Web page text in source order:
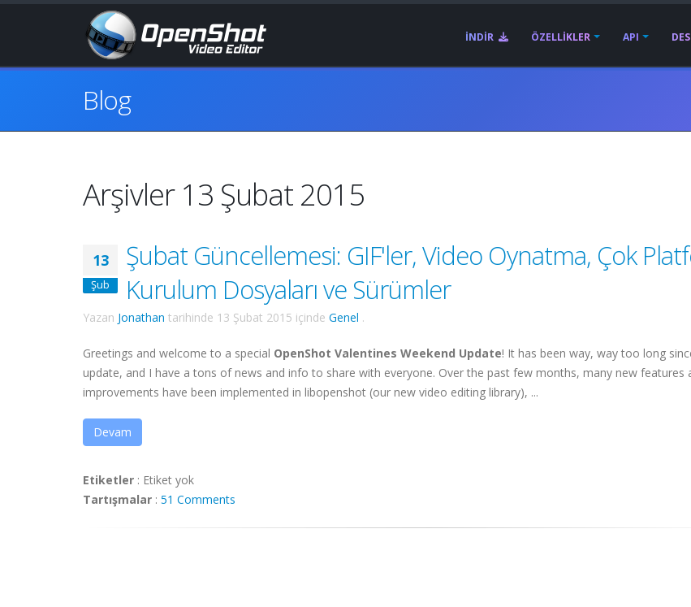
İNDIR ÖZELLIKLER API
Blog
Arşivler 13 Şubat 2015
13
Şub
Şubat Güncellemesi: GIF'ler, Video Oynatma, Çok
Kurulum Dosyaları ve Sürümler
Yazan Jonathan tarihinde 13 Şubat 2015 içinde Genel .
Greetings and welcome to a special OpenShot Valentines Weekend Update! It has been way, way too long
update, and I have a tons of news and info to share with everyone. Over the past few months, many new features
improvements have been implemented in libopenshot (our new video editing library), ...
Devam
Etiketler : Etiket yok
Tartışmalar : 51 Comments